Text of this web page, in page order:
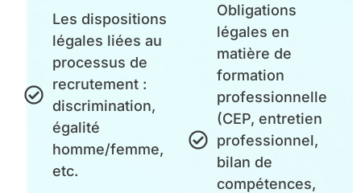
Les dispositions
légales liées au
processus de
recrutement :
discrimination,
égalité
homme/femme,
etc.
Obligations
légales en
matière de
formation
professionnelle
(CEP, entretien
professionnel,
bilan de
compétences,